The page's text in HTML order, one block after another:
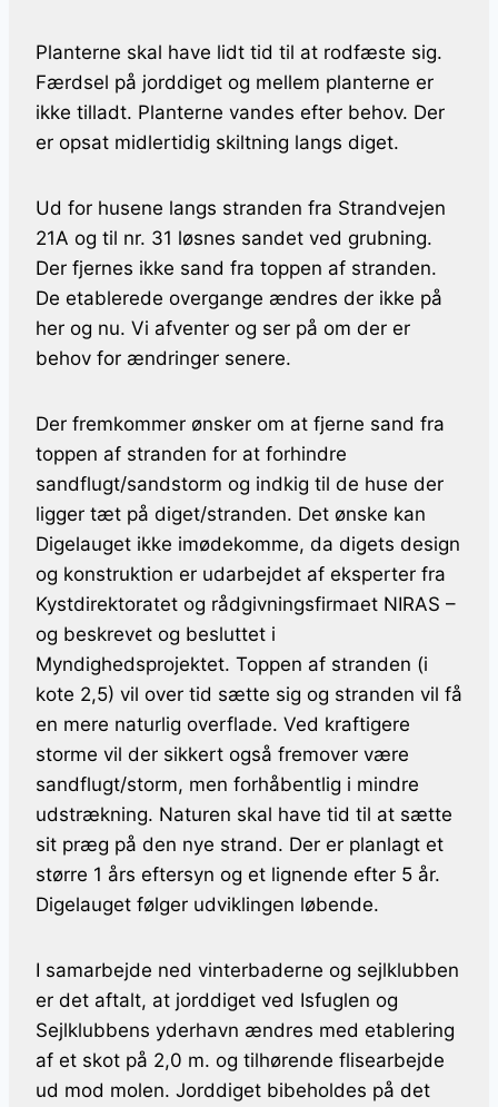
Planterne skal have lidt tid til at rodfæste sig.
Færdsel på jorddiget og mellem planterne er
ikke tilladt. Planterne vandes efter behov. Der
er opsat midlertidig skiltning langs diget.
Ud for husene langs stranden fra Strandvejen
21A og til nr. 31 løsnes sandet ved grubning.
Der fjernes ikke sand fra toppen af stranden.
De etablerede overgange ændres der ikke på
her og nu. Vi afventer og ser på om der er
behov for ændringer senere.
Der fremkommer ønsker om at fjerne sand fra
toppen af stranden for at forhindre
sandflugt/sandstorm og indkig til de huse der
ligger tæt på diget/stranden. Det ønske kan
Digelauget ikke imødekomme, da digets design
og konstruktion er udarbejdet af eksperter fra
Kystdirektoratet og rådgivningsfirmaet NIRAS –
og beskrevet og besluttet i
Myndighedsprojektet. Toppen af stranden (i
kote 2,5) vil over tid sætte sig og stranden vil få
en mere naturlig overflade. Ved kraftigere
storme vil der sikkert også fremover være
sandflugt/storm, men forhåbentlig i mindre
udstrækning. Naturen skal have tid til at sætte
sit præg på den nye strand. Der er planlagt et
større 1 års eftersyn og et lignende efter 5 år.
Digelauget følger udviklingen løbende.
I samarbejde ned vinterbaderne og sejlklubben
er det aftalt, at jorddiget ved Isfuglen og
Sejlklubbens yderhavn ændres med etablering
af et skot på 2,0 m. og tilhørende flisearbejde
ud mod molen. Jorddiget bibeholdes på det